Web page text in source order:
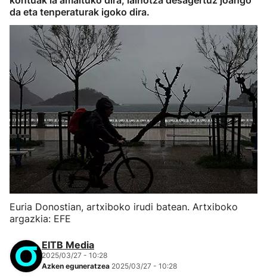
da eta tenperaturak igoko dira.
Euria Donostian, artxiboko irudi batean. Artxiboko
argazkia: EFE
EITB Media
2025/03/27 - 10:28
Azken eguneratzea 2025/03/27 - 10:28